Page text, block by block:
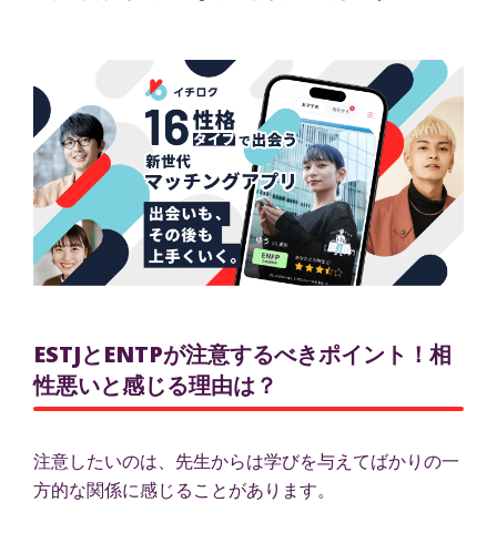
ESTJとENTPが注意するべきポイント！相
性悪いと感じる理由は？
注意したいのは、先生からは学びを与えてばかりの一
方的な関係に感じることがあります。